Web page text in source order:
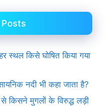
स्थल किसे घोषित किया गया
नदी भी कहा जाता है?
से किसने मुगलों के विरुद्ध लड़ी